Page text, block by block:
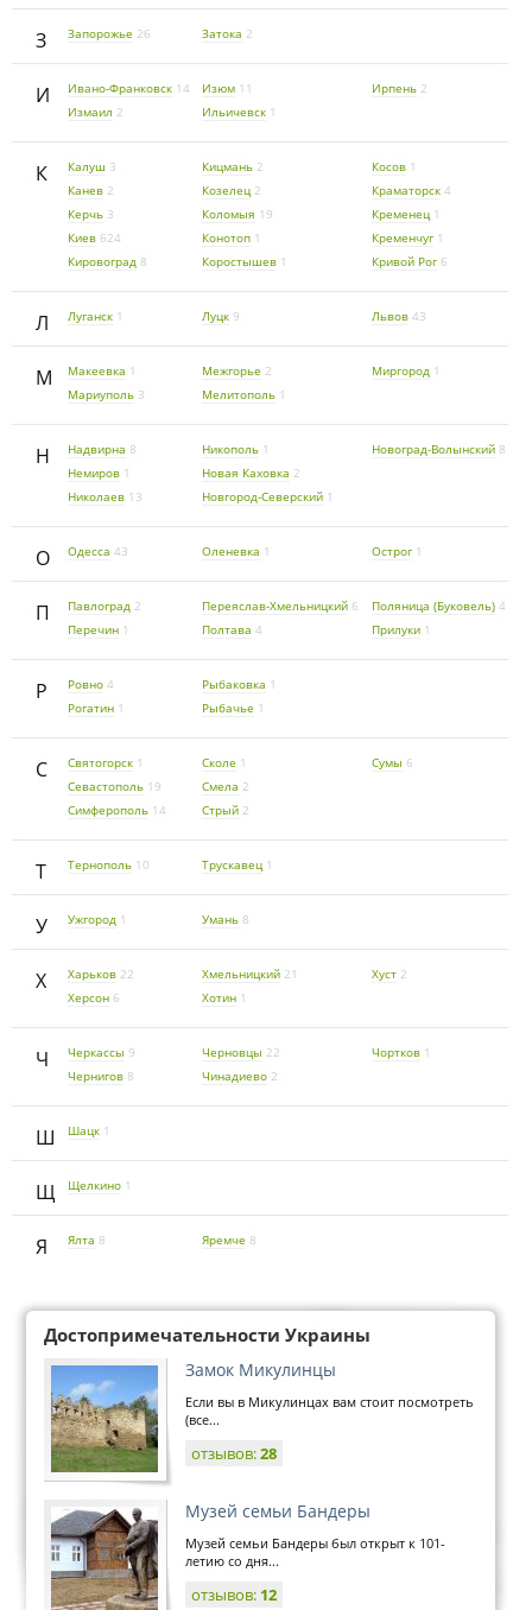
З Запорожье 26 Затока 2
И Ивано-Франковск 14
Измаил 2
Изюм 11
Ильичевск 1
Ирпень 2
К Калуш 3
Канев 2
Керчь 3
Киев 624
Кировоград 8
Кицмань 2
Козелец 2
Коломыя 19
Конотоп 1
Коростышев 1
Косов 1
Краматорск 4
Кременец 1
Кременчуг 1
Кривой Рог 6
Л Луганск 1 Луцк 9 Львов 43
М Макеевка 1
Мариуполь 3
Межгорье 2
Мелитополь 1
Миргород 1
Н Надвирна 8
Немиров 1
Николаев 13
Никополь 1
Новая Каховка 2
Новгород-Северский 1
Новоград-Волынский 8
О Одесса 43 Оленевка 1 Острог 1
П Павлоград 2
Перечин 1
Переяслав-Хмельницкий 6
Полтава 4
Поляница (Буковель) 4
Прилуки 1
Р Ровно 4
Рогатин 1
Рыбаковка 1
Рыбачье 1
С Святогорск 1
Севастополь 19
Симферополь 14
Сколе 1
Смела 2
Стрый 2
Сумы 6
Т Тернополь 10 Трускавец 1
У Ужгород 1 Умань 8
Х Харьков 22
Херсон 6
Хмельницкий 21
Хотин 1
Хуст 2
Ч Черкассы 9
Чернигов 8
Черновцы 22
Чинадиево 2
Чортков 1
Ш Шацк 1
Щ Щелкино 1
Я Ялта 8 Яремче 8
Достопримечательности Украины
Замок Микулинцы
Если вы в Микулинцах вам стоит посмотреть
(все...
отзывов:28
Музей семьи Бандеры
Музей семьи Бандеры был открыт к 101-
летию со дня...
отзывов: 12